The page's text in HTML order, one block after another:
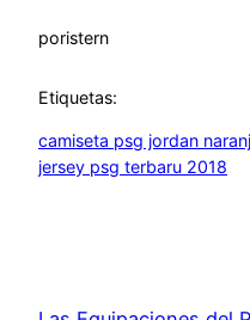
poristern
Etiquetas:
camiseta psg jordan
jersey psg terbaru 2018